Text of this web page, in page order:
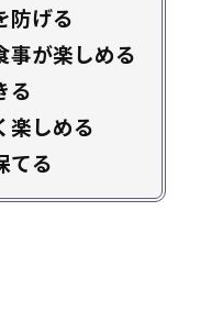
防げる
事が楽しめる
る
楽しめる
てる